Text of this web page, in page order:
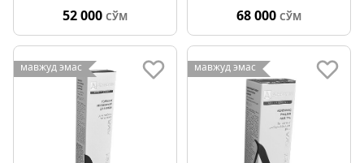
52 000 СЎМ 68 000 СЎМ
мавжуд эмас мавжуд эмас